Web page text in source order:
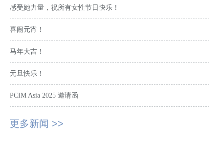
感受她力量，祝所有女性节日快乐！
喜闹元宵！
马年大吉！
元旦快乐！
PCIM Asia 2025 邀请函
更多新闻 >>